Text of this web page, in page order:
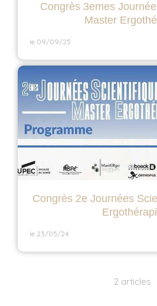
Congrès 3emes
Master
le 09/09/25
Congrès 2e Journées
le 23/05/24
2 articles